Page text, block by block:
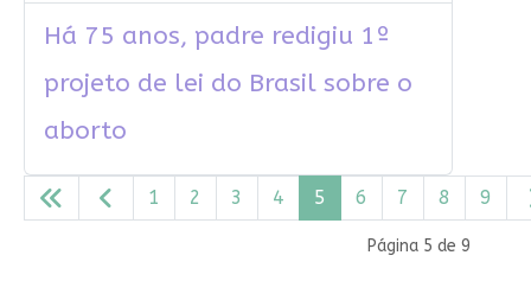
Há 75 anos, padre redigiu 1º
projeto de lei do Brasil sobre o
aborto
Página 5 de 9
1 2 3 4 5 6 7 8 9